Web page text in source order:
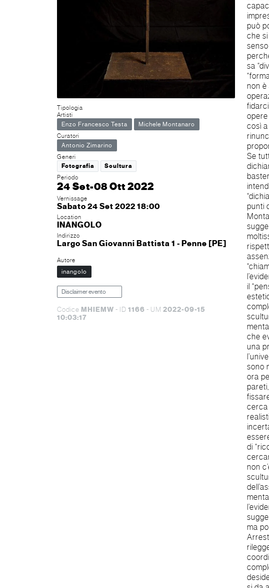
Tipologia
Artisti
Enzo Francesco Testa
Michele Montanaro
Curatori
Antonio Zimarino
Generi
Fotografia
Scultura
Periodo
24 Set-08 Ott 2022
Vernissage
Sabato 24 Set 2022 18:00
Location
INANGOLO
Indirizzo
Largo San Giovanni Battista 1 - Penne [PE]
Autore
inangolo
Disclaimer evento
Codice MHIEMW - ID 1166 - UM 2022-09-15
10:03:17
può
che
sa
non
opere
così a
Se
punti
il
che
una
sono
ora
cerca
di
non
ma
non
stato
se
ciò
oltre
e ha
dire,
la
ha
voglia
ricca
tutto
tutti,
per
punto